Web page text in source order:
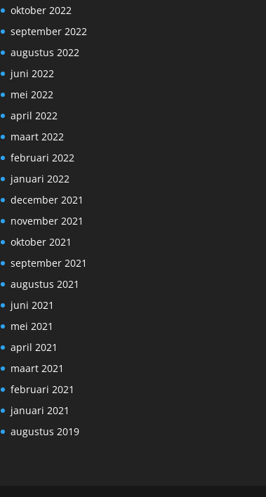
oktober 2022
september 2022
augustus 2022
juni 2022
mei 2022
april 2022
maart 2022
februari 2022
januari 2022
december 2021
november 2021
oktober 2021
september 2021
augustus 2021
juni 2021
mei 2021
april 2021
maart 2021
februari 2021
januari 2021
augustus 2019